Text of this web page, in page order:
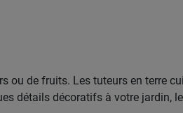
ou de fruits. Les tuteurs en terre
détails décoratifs à votre jardin,